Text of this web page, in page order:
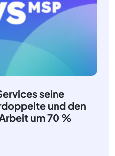
seine
und den
um 70 %